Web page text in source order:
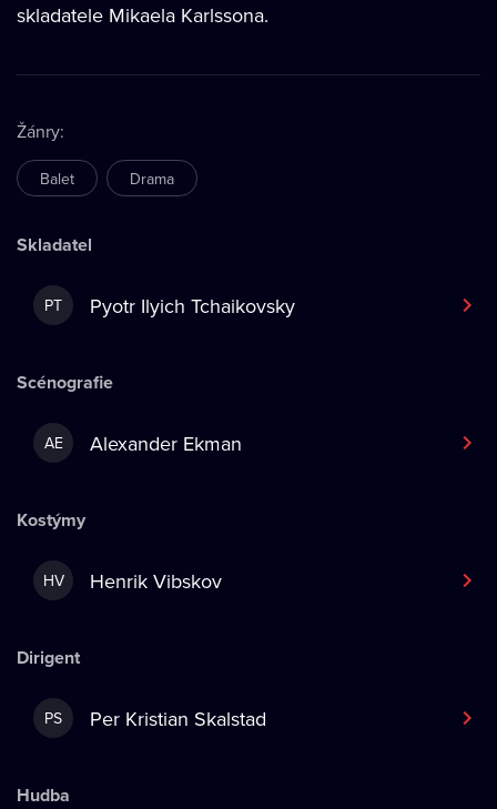
skladatele Mikaela Karlssona.
Žánry:
Balet Drama
Skladatel
PT Pyotr Ilyich Tchaikovsky
Scénografie
AE Alexander Ekman
Kostýmy
HV Henrik Vibskov
Dirigent
PS Per Kristian Skalstad
Hudba